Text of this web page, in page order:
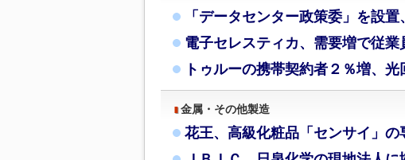
「データセンター政策委」を設置
電子セレスティカ、需要増で従業
トゥルーの携帯契約者２％増、光
金属・その他製造
花王、高級化粧品「センサイ」の